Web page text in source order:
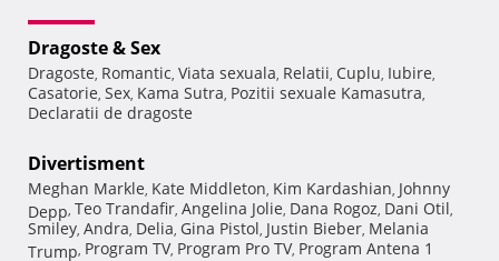
Dragoste & Sex
Dragoste, Romantic, Viata sexuala, Relatii, Cuplu, Iubire,
Casatorie, Sex, Kama Sutra, Pozitii sexuale Kamasutra,
Declaratii de dragoste
Divertisment
Meghan Markle, Kate Middleton, Kim Kardashian, Johnny
Depp, Teo Trandafir, Angelina Jolie, Dana Rogoz, Dani Otil,
Smiley, Andra, Delia, Gina Pistol, Justin Bieber, Melania
Trump, Program TV, Program Pro TV, Program Antena 1